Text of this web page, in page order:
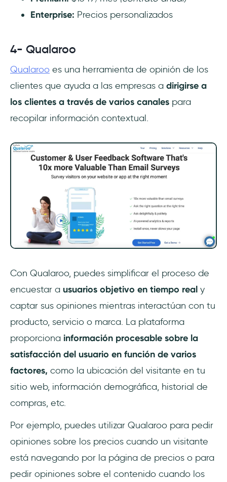
Enterprise: Precios personalizados
4- Qualaroo
Qualaroo es una herramienta de opinión de los
clientes que ayuda a las empresas a dirigirse a
los clientes a través de varios canales para
recopilar información contextual.
Con Qualaroo, puedes simplificar el proceso de
encuestar a usuarios objetivo en tiempo real y
captar sus opiniones mientras interactúan con tu
producto, servicio o marca. La plataforma
proporciona información procesable sobre la
satisfacción del usuario en función de varios
factores, como la ubicación del visitante en tu
sitio web, información demográfica, historial de
compras, etc.
Por ejemplo, puedes utilizar Qualaroo para pedir
opiniones sobre los precios cuando un visitante
está navegando por la página de precios o para
pedir opiniones sobre el contenido cuando los